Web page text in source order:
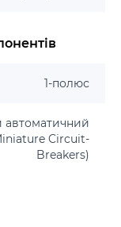
1-полюс
автоматичний
Circuit-
Breakers)